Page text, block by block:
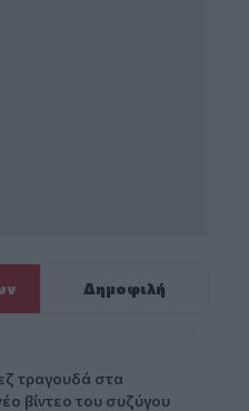
Δημοφιλή
τραγουδά στα
βίντεο του συζύγου